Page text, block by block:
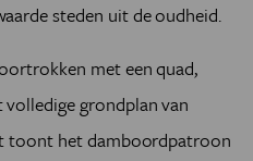
steden uit de oudheid.
met een quad,
grondplan van
toont het damboordpatroon